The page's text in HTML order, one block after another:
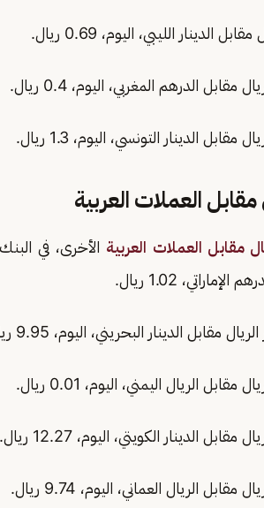
الدينار الليبي، اليوم، 0.69 ريال.
الدرهم المغربي، اليوم، 0.4 ريال.
الدينار التونسي، اليوم، 1.3 ريال.
العملات العربية
مقابل العملات العربية الأخرى، في
1.02 ريال.
مقابل الدينار البحريني، اليوم، 9.95 ريال.
الريال اليمني، اليوم، 0.01 ريال.
الدينار الكويتي، اليوم، 12.27 ريال.
الريال العماني، اليوم، 9.74 ريال.